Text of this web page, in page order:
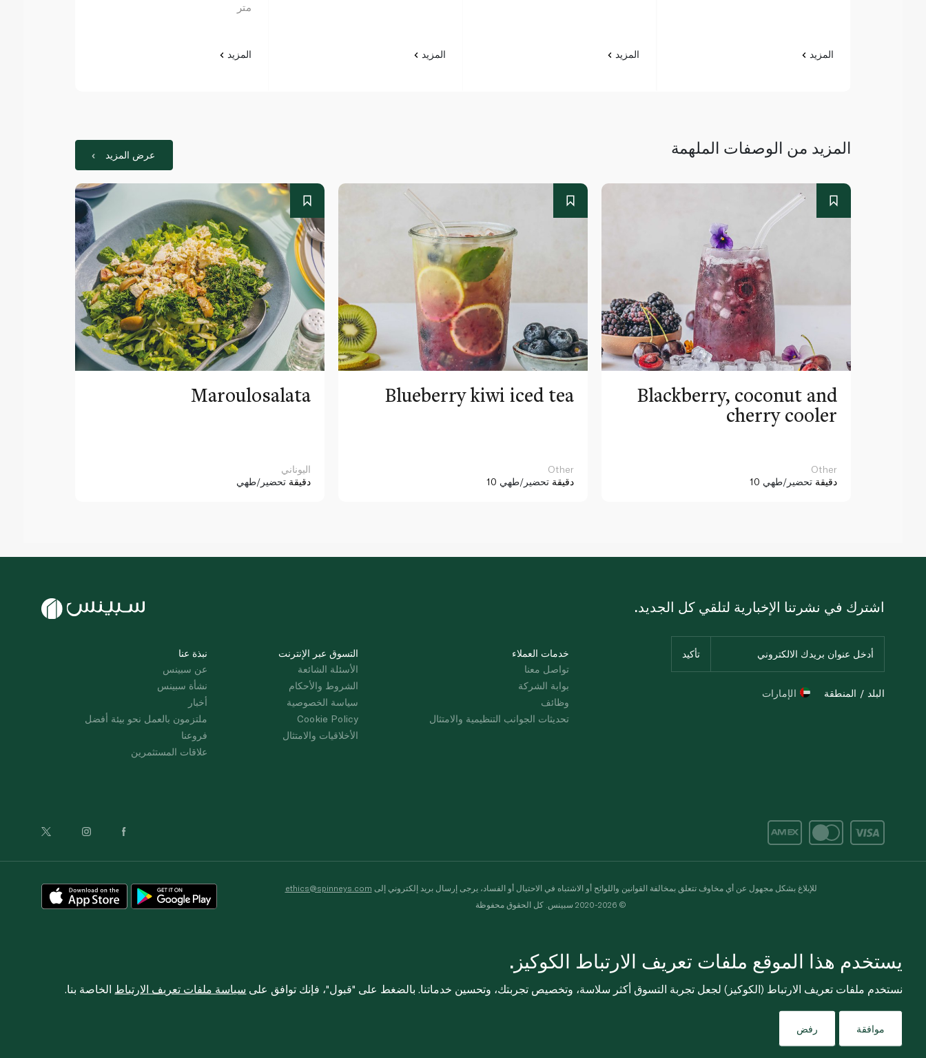
المزيد المزيد المزيد
متر
المزيد
المزيد من الوصفات الملهمة عرض المزيد
Maroulosalata
اليوناني
دقيقة تحضير/طهي
Blueberry kiwi iced tea
Other
10 دقيقة تحضير/طهي
Blackberry, coconut and
cherry cooler
Other
10 دقيقة تحضير/طهي
نبذة عنا
عن سبينس
نشأة سبينس
أخبار
ملتزمون بالعمل نحو بيئة أفضل
فروعنا
علاقات المستثمرين
التسوق عبر الإنترنت
الأسئلة الشائعة
الشروط والأحكام
سياسة الخصوصية
Cookie Policy
الأخلاقيات والامتثال
خدمات العملاء
تواصل معنا
بوابة الشركة
وظائف
تحديثات الجوانب التنظيمية والامتثال
اشترك في نشرتنا الإخبارية لتلقي كل الجديد.
البلد / المنطقة الإمارات
للإبلاغ بشكل مجهول عن أي مخاوف تتعلق بمخالفة القوانين واللوائح أو الاشتباه في الاحتيال أو الفساد، يرجى إرسال بريد إلكتروني إلى ethics@spinneys.com
© 2020-2026 سبينس. كل الحقوق محفوظة
يستخدم هذا الموقع ملفات تعريف الارتباط الكوكيز.
نستخدم ملفات تعريف الارتباط (الكوكيز) لجعل تجربة التسوق أكثر سلاسة، وتخصيص تجربتك، وتحسين خدماتنا. بالضغط على "قبول"، فإنك توافق على سياسة ملفات تعريف الارتباط الخاصة بنا.
موافقة رفض